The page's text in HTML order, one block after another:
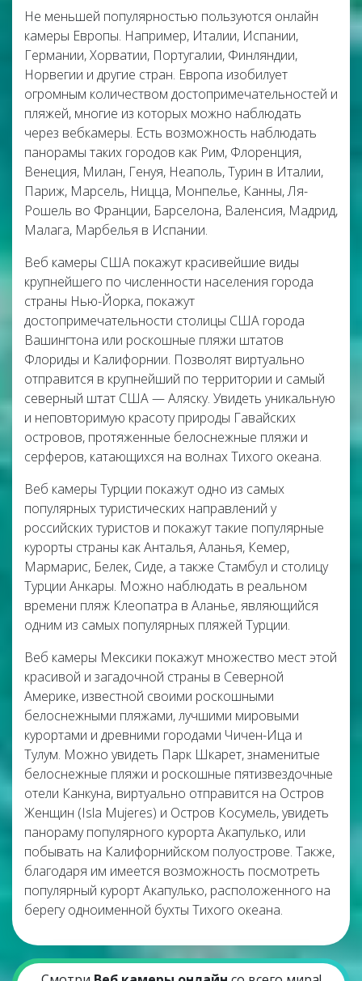
Не меньшей популярностью пользуются онлайн
камеры Европы. Например, Италии, Испании,
Германии, Хорватии, Португалии, Финляндии,
Норвегии и другие стран. Европа изобилует
огромным количеством достопримечательностей и
пляжей, многие из которых можно наблюдать
через вебкамеры. Есть возможность наблюдать
панорамы таких городов как Рим, Флоренция,
Венеция, Милан, Генуя, Неаполь, Турин в Италии,
Париж, Марсель, Ницца, Монпелье, Канны, Ля-
Рошель во Франции, Барселона, Валенсия, Мадрид,
Малага, Марбелья в Испании.
Веб камеры США покажут красивейшие виды
крупнейшего по численности населения города
страны Нью-Йорка, покажут
достопримечательности столицы США города
Вашингтона или роскошные пляжи штатов
Флориды и Калифорнии. Позволят виртуально
отправится в крупнейший по территории и самый
северный штат США — Аляску. Увидеть уникальную
и неповторимую красоту природы Гавайских
островов, протяженные белоснежные пляжи и
серферов, катающихся на волнах Тихого океана.
Веб камеры Турции покажут одно из самых
популярных туристических направлений у
российских туристов и покажут такие популярные
курорты страны как Анталья, Аланья, Кемер,
Мармарис, Белек, Сиде, а также Стамбул и столицу
Турции Анкары. Можно наблюдать в реальном
времени пляж Клеопатра в Аланье, являющийся
одним из самых популярных пляжей Турции.
Веб камеры Мексики покажут множество мест этой
красивой и загадочной страны в Северной
Америке, известной своими роскошными
белоснежными пляжами, лучшими мировыми
курортами и древними городами Чичен-Ица и
Тулум. Можно увидеть Парк Шкарет, знаменитые
белоснежные пляжи и роскошные пятизвездочные
отели Канкуна, виртуально отправится на Остров
Женщин (Isla Mujeres) и Остров Косумель, увидеть
панораму популярного курорта Акапулько, или
побывать на Калифорнийском полуострове. Также,
благодаря им имеется возможность посмотреть
популярный курорт Акапулько, расположенного на
берегу одноименной бухты Тихого океана.